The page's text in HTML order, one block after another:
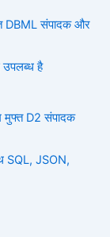
DBML संपादक और
है
मुफ्त D2 संपादक
SQL, JSON,